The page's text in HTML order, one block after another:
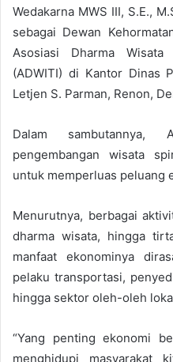
Wedakarna MWS III, S.E.,
sebagai Dewan
Asosiasi Dharma
(ADWITI) di Kantor Dinas
Letjen S. Parman, Renon,
Dalam sambutannya,
pengembangan wisata
untuk memperluas peluang
Menurutnya, berbagai
dharma wisata, hingga
manfaat ekonominya
pelaku transportasi,
hingga sektor oleh-oleh
“Yang penting ekonomi
menghidupi masyarakat